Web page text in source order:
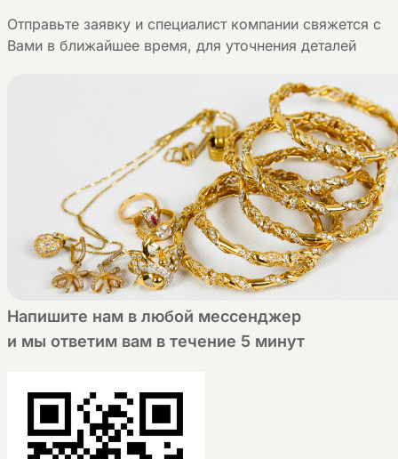
Отправьте заявку и специалист компании свяжется с
Вами в ближайшее время, для уточнения деталей
Напишите нам в любой мессенджер
и мы ответим вам в течение 5 минут